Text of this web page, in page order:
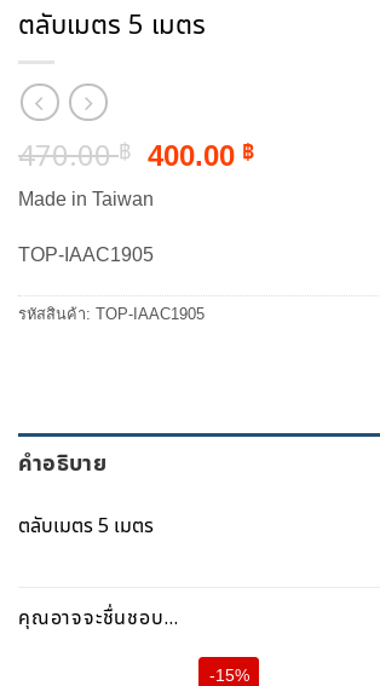
ตลับเมตร 5 เมตร
470.00฿ Original
was:
470.00 ฿.
400.00 ฿Current
Made in Taiwan
TOP-IAAC1905
รหัสสินค้า: TOP-IAAC1905
คำอธิบาย
ตลับเมตร 5 เมตร
คุณอาจจะชื่นชอบ…
-15%